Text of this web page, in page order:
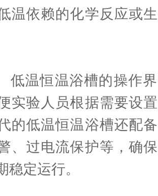
温依赖的化学反应或
温恒温浴槽的操作界
实验人员根据需要设
的低温恒温浴槽还配
、过电流保护等，确
稳定运行。